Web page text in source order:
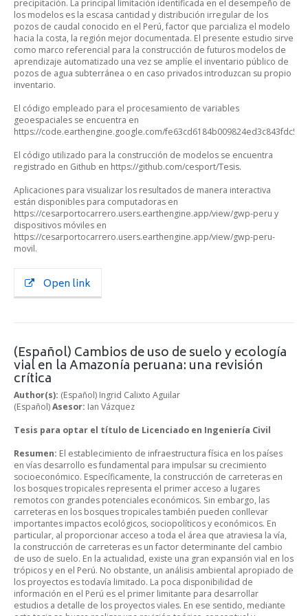
precipitación. La principal limitación identificada en el desempeño de
los modelos es la escasa cantidad y distribución irregular de los
pozos de caudal conocido en el Perú, factor que parcializa el modelo
hacia la costa, la región mejor documentada. El presente estudio sirve
como marco referencial para la construcción de futuros modelos de
aprendizaje automatizado una vez se amplíe el inventario público de
pozos de agua subterránea o en caso privados introduzcan su propio
inventario.
El código empleado para el procesamiento de variables
geoespaciales se encuentra en
https://code.earthengine.google.com/
El código utilizado para la construcción de modelos se encuentra
registrado en Github en https://github.com/cesport/Tesis.
Aplicaciones para visualizar los resultados de manera interactiva
están disponibles para computadoras en
https://cesarportocarrero.users.earthengine.app/view/gwp-peru y
dispositivos móviles en
https://cesarportocarrero.users.earthengine.app/view/gwp-peru-
movil.
Open link
(Español) Cambios de uso de suelo y ecología
vial en la Amazonía peruana: una revisión
crítica
Author(s): (Español) Ingrid Calixto Aguilar
(Español)Asesor: Ian Vázquez
Tesis para optar el título de Licenciado en Ingeniería Civil
Resumen: El establecimiento de infraestructura física en los países
en vías desarrollo es fundamental para impulsar su crecimiento
socioeconómico. Específicamente, la construcción de carreteras en
los bosques tropicales representa el primer acceso a lugares
remotos con grandes potenciales económicos. Sin embargo, las
carreteras en los bosques tropicales también pueden conllevar
importantes impactos ecológicos, sociopolíticos y económicos. En
particular, al proporcionar acceso a toda el área que atraviesa la vía,
la construcción de carreteras es un factor determinante del cambio
de uso de suelo. En la actualidad, existe una gran expansión vial en los
trópicos y en el Perú. No obstante, un análisis ambiental apropiado de
los proyectos es todavía limitado. La poca disponibilidad de
información en el Perú es el primer limitante para desarrollar
estudios a detalle de los proyectos viales. En ese sentido, mediante